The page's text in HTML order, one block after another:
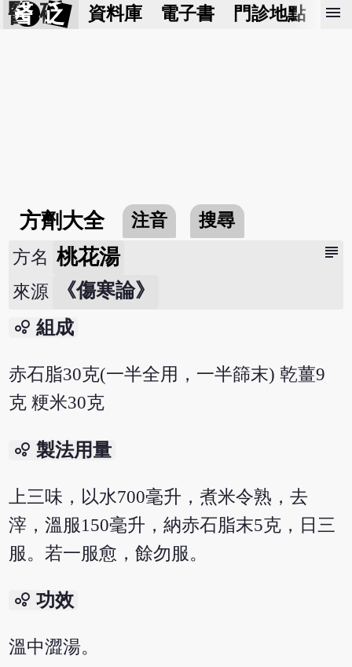
醫 砭 資料庫 電子書 門診地點 預
menu
方劑大全 注音 搜尋
subject
方名 桃花湯
來源 《傷寒論》
bubble_chart 組成
赤石脂30克(一半全用，一半篩末) 乾薑9
克 粳米30克
bubble_chart 製法用量
上三味，以水700毫升，煮米令熟，去
滓，溫服150毫升，納赤石脂末5克，日三
服。若一服愈，餘勿服。
bubble_chart 功效
溫中澀湯。